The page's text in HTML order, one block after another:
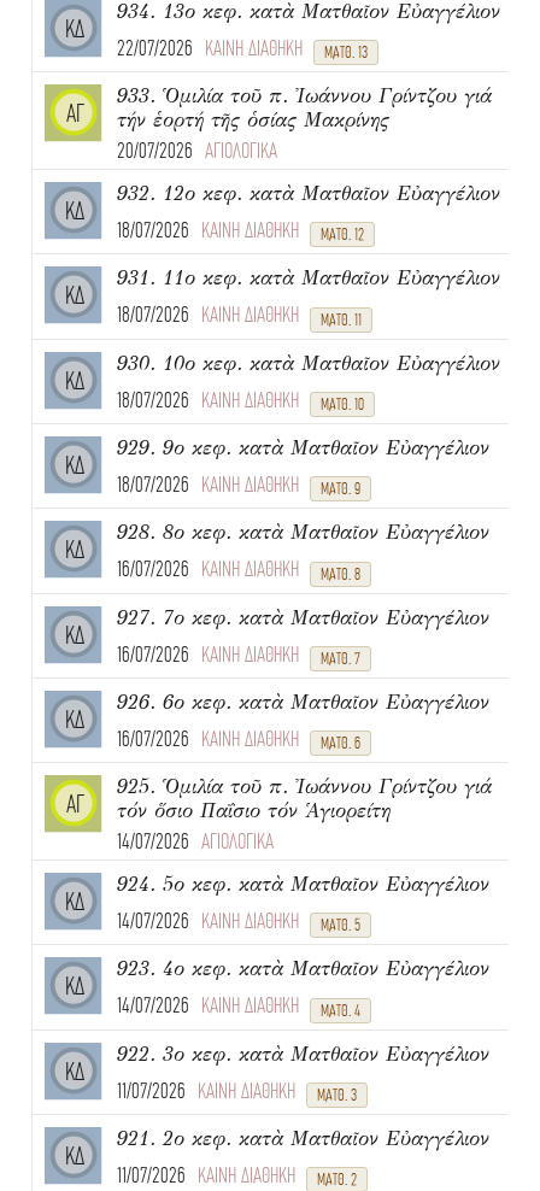
ΚΔ
934. 13ο κεφ. κατὰ Ματθαῖον Εὐαγγέλιον
22/07/2026 ΚΑΙΝΗ ΔΙΑΘΗΚΗ ΜΑΤΘ. 13
ΑΓ
933. Ὁμιλία τοῦ π. Ἰωάννου Γρίντζου γιά
τήν ἑορτή τῆς ὁσίας Μακρίνης
20/07/2026 ΑΓΙΟΛΟΓΙΚΑ
ΚΔ
932. 12ο κεφ. κατὰ Ματθαῖον Εὐαγγέλιον
18/07/2026 ΚΑΙΝΗ ΔΙΑΘΗΚΗ ΜΑΤΘ. 12
ΚΔ
931. 11ο κεφ. κατὰ Ματθαῖον Εὐαγγέλιον
18/07/2026 ΚΑΙΝΗ ΔΙΑΘΗΚΗ ΜΑΤΘ. 11
ΚΔ
930. 10ο κεφ. κατὰ Ματθαῖον Εὐαγγέλιον
18/07/2026 ΚΑΙΝΗ ΔΙΑΘΗΚΗ ΜΑΤΘ. 10
ΚΔ
929. 9ο κεφ. κατὰ Ματθαῖον Εὐαγγέλιον
18/07/2026 ΚΑΙΝΗ ΔΙΑΘΗΚΗ ΜΑΤΘ. 9
ΚΔ
928. 8ο κεφ. κατὰ Ματθαῖον Εὐαγγέλιον
16/07/2026 ΚΑΙΝΗ ΔΙΑΘΗΚΗ ΜΑΤΘ. 8
ΚΔ
927. 7ο κεφ. κατὰ Ματθαῖον Εὐαγγέλιον
16/07/2026 ΚΑΙΝΗ ΔΙΑΘΗΚΗ ΜΑΤΘ. 7
ΚΔ
926. 6ο κεφ. κατὰ Ματθαῖον Εὐαγγέλιον
16/07/2026 ΚΑΙΝΗ ΔΙΑΘΗΚΗ ΜΑΤΘ. 6
ΑΓ
925. Ὁμιλία τοῦ π. Ἰωάννου Γρίντζου γιά
τόν ὅσιο Παΐσιο τόν Ἁγιορείτη
14/07/2026 ΑΓΙΟΛΟΓΙΚΑ
ΚΔ
924. 5ο κεφ. κατὰ Ματθαῖον Εὐαγγέλιον
14/07/2026 ΚΑΙΝΗ ΔΙΑΘΗΚΗ ΜΑΤΘ. 5
ΚΔ
923. 4ο κεφ. κατὰ Ματθαῖον Εὐαγγέλιον
14/07/2026 ΚΑΙΝΗ ΔΙΑΘΗΚΗ ΜΑΤΘ. 4
ΚΔ
922. 3ο κεφ. κατὰ Ματθαῖον Εὐαγγέλιον
11/07/2026 ΚΑΙΝΗ ΔΙΑΘΗΚΗ ΜΑΤΘ. 3
ΚΔ
921. 2ο κεφ. κατὰ Ματθαῖον Εὐαγγέλιον
11/07/2026 ΚΑΙΝΗ ΔΙΑΘΗΚΗ ΜΑΤΘ. 2